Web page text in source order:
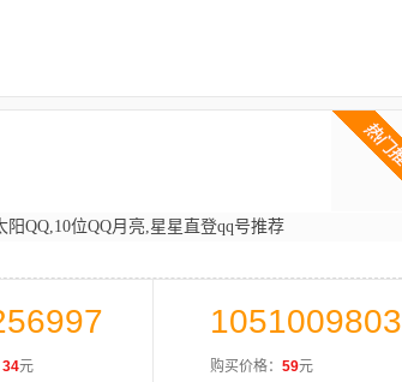
阳QQ,10位QQ月亮,星星直登qq号推荐
34元
1051009803
购买价格： 59元